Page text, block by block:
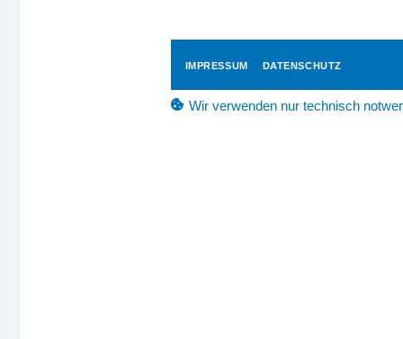
IMPRESSUM DATENSCHUTZ
Wir verwenden nur technisch